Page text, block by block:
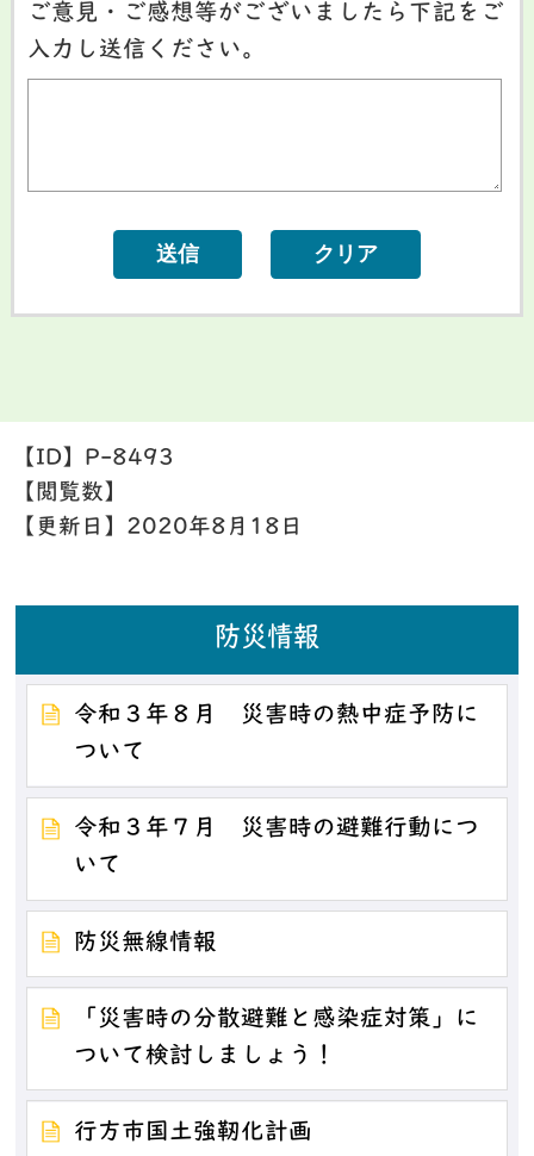
ご意見・ご感想等がございましたら下記をご
入力し送信ください。
【ID】 P-8493
【閲覧数】
【更新日】 2020年8月18日
防災情報
令和３年８月 災害時の熱中症予防に
ついて
令和３年７月 災害時の避難行動につ
いて
防災無線情報
「災害時の分散避難と感染症対策」に
ついて検討しましょう！
行方市国土強靭化計画